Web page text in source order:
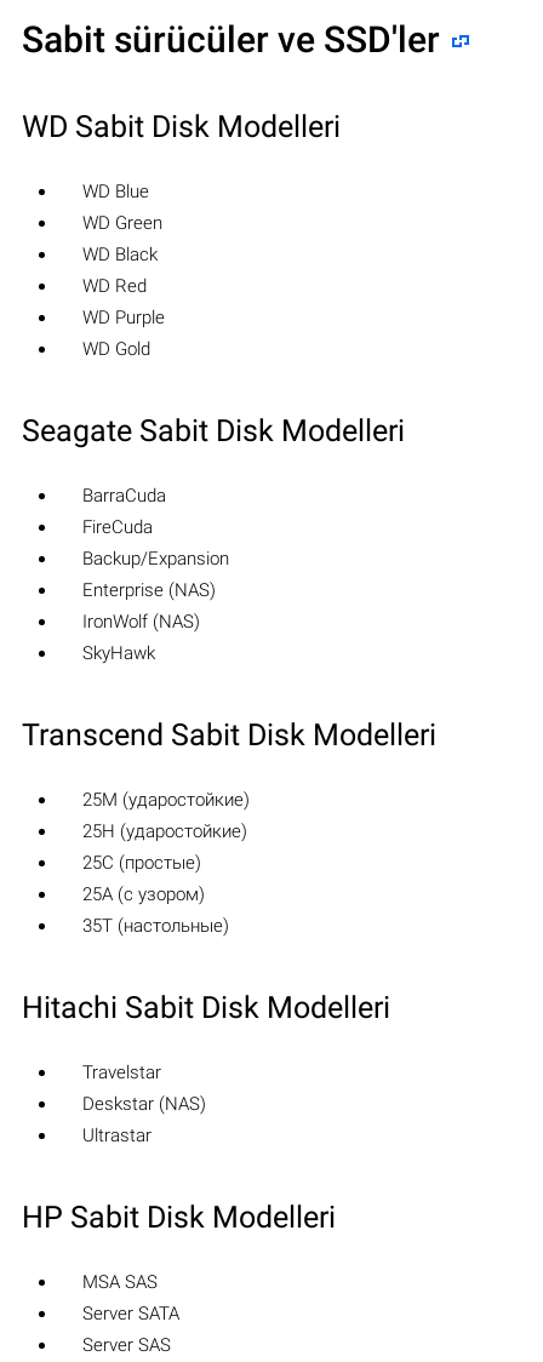
Sabit sürücüler ve SSD'ler
WD Sabit Disk Modelleri
WD Blue
WD Green
WD Black
WD Red
WD Purple
WD Gold
Seagate Sabit Disk Modelleri
BarraCuda
FireCuda
Backup/Expansion
Enterprise (NAS)
IronWolf (NAS)
SkyHawk
Transcend Sabit Disk Modelleri
25M (ударостойкие)
25H (ударостойкие)
25C (простые)
25A (с узором)
35T (настольные)
Hitachi Sabit Disk Modelleri
Travelstar
Deskstar (NAS)
Ultrastar
HP Sabit Disk Modelleri
MSA SAS
Server SATA
Server SAS